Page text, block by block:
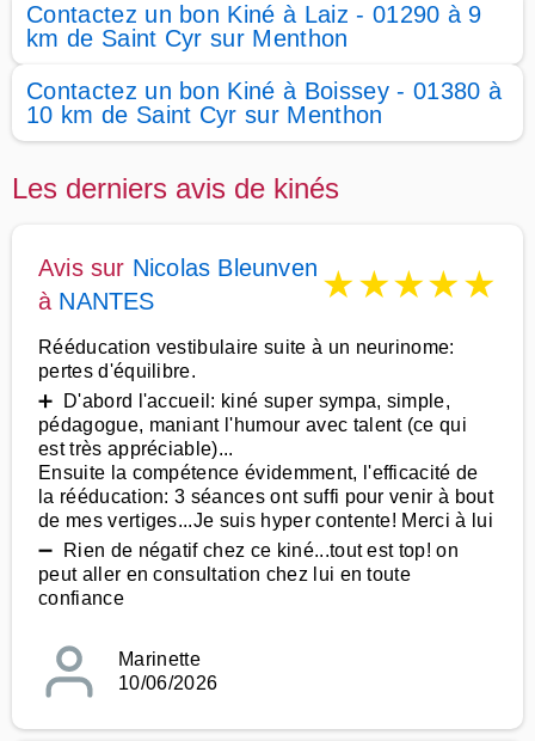
Contactez un bon Kiné à Laiz - 01290 à 9
km de Saint Cyr sur Menthon
Contactez un bon Kiné à Boissey - 01380 à
10 km de Saint Cyr sur Menthon
Les derniers avis de kinés
Avis sur Nicolas Bleunven
à NANTES ★★★★★
Rééducation vestibulaire suite à un neurinome:
pertes d'équilibre.
➕ D'abord l'accueil: kiné super sympa, simple,
pédagogue, maniant l'humour avec talent (ce qui
est très appréciable)...
Ensuite la compétence évidemment, l'efficacité de
la rééducation: 3 séances ont suffi pour venir à bout
de mes vertiges...Je suis hyper contente! Merci à lui
➖ Rien de négatif chez ce kiné...tout est top! on
peut aller en consultation chez lui en toute
confiance
Marinette
10/06/2026